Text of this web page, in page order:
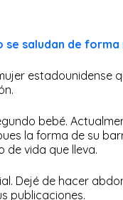
saludan de forma
estadounidense
bebé.
la forma de su
de vida que lleva.
Dejé de hacer
publicaciones.